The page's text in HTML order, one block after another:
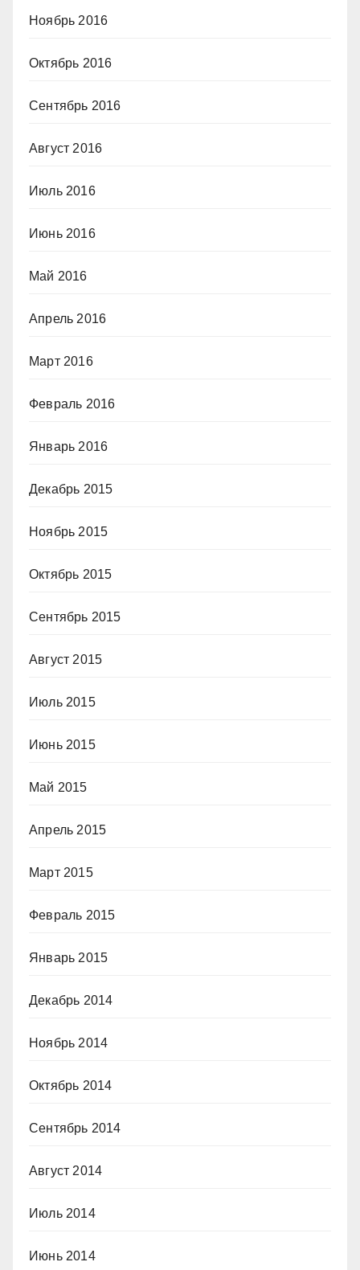
Ноябрь 2016
Октябрь 2016
Сентябрь 2016
Август 2016
Июль 2016
Июнь 2016
Май 2016
Апрель 2016
Март 2016
Февраль 2016
Январь 2016
Декабрь 2015
Ноябрь 2015
Октябрь 2015
Сентябрь 2015
Август 2015
Июль 2015
Июнь 2015
Май 2015
Апрель 2015
Март 2015
Февраль 2015
Январь 2015
Декабрь 2014
Ноябрь 2014
Октябрь 2014
Сентябрь 2014
Август 2014
Июль 2014
Июнь 2014